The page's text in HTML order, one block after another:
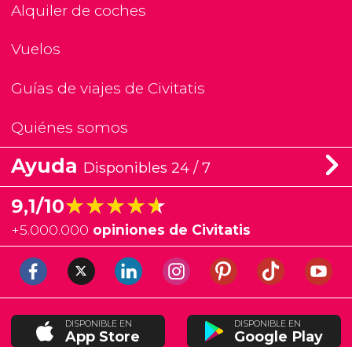
Alquiler de coches
Vuelos
Guías de viajes de Civitatis
Quiénes somos
Ayuda Disponibles 24 / 7
9,1/10★★★★★
★★★★★
+5.000.000 opiniones de Civitatis
DISPONIBLE EN
App Store
DISPONIBLE EN
Google Play